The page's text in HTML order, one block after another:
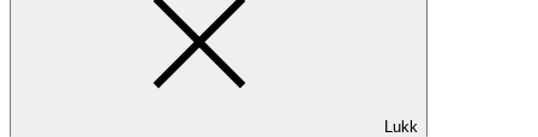
Mat og drikke
Lukk